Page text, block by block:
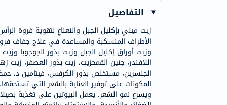
التفاصيل
زيت ميلي بإكليل الجبل والنعناع لتقوية فروة
الأطراف المنسكبة والمساعدة في علاج جفاف
وزيت أوراق إكليل الجبل وزيت بذور الجوجوبا
اللافندر، جنين القمحزيت، زيت بذور العصفر، زيت
الجلسرين، مستخلص بذور الكرفس، فيتامين د،
المكونات على توفير العناية بالشعر التي
ويسرع نمو الشعر. يعمل البيوتين على تغذية